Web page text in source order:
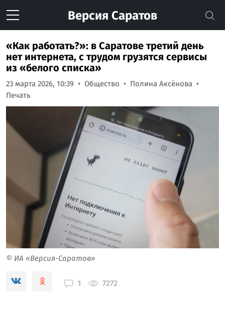
Версия Саратов
«Как работать?»: в Саратове третий день
нет интернета, с трудом грузятся сервисы
из «белого списка»
23 марта 2026, 10:39 Общество
Полина Аксёнова
Печать
© ИА «Версия-Саратов»
1 7272